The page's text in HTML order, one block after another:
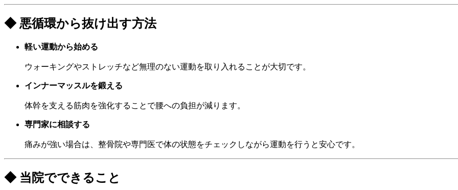
◆ 悪循環から抜け出す方法
軽い運動から始める
ウォーキングやストレッチなど無理のない運動を取り入れることが大切です。
インナーマッスルを鍛える
体幹を支える筋肉を強化することで腰への負担が減ります。
専門家に相談する
痛みが強い場合は、整骨院や専門医で体の状態をチェックしながら運動を行うと安心です。
◆ 当院でできること